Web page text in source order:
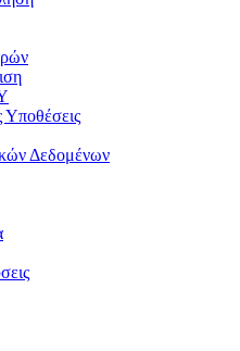
Υποθέσεις
Δεδομένων